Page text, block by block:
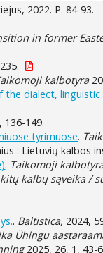
2022. P. 84-93.
in former
kalbotyra
the dialect,
136-149.
tyrimuose.
: Lietuvių kalbos
. Taikomoji
kalbų sąveika /
. Baltistica, 2024,
Ühingu
2025, 26, 1, 43-